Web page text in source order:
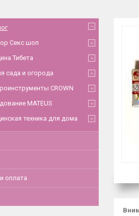
Секс шоп
Тибета
сада и огорода
CROWN
MATEUS
техника для дома
оплата